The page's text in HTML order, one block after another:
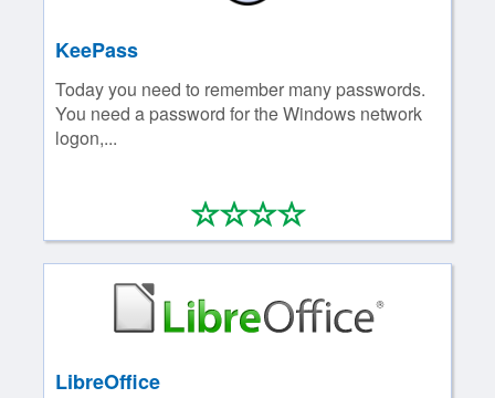
KeePass
Today you need to remember many passwords.
You need a password for the Windows network
logon,...
****
0/4
LibreOffice